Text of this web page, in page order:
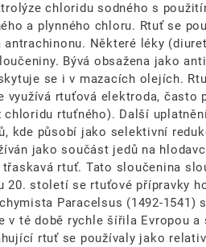
chloridu sodného s
a plynného chloru. Rtuť se
antrachinonu. Některé léky
Bývá obsažena jako
se i v mazacích olejích.
využívá rtuťová elektroda, často
chloridu rtuťného). Další
kde působí jako selektivní
jako součást jedů na
rtuť. Tato sloučenina
20. století se rtuťové přípravky
Paracelsus (1492-1541)
v té době rychle šířila Evropou
rtuť se používaly jako